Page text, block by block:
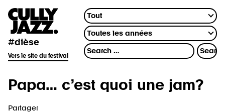
#dièse
Vers le site du festival
Papa… c’est quoi une jam?
Partager